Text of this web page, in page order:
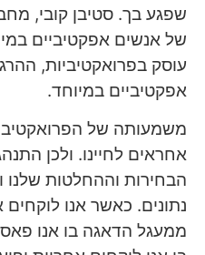
שפגע בך. סטיבן קובי,
של אנשים אפקטיביים
עוסק בפרואקטיביות,
אפקטיביים במיוחד.
משמעותה של
אחראים לחיינו. ולכן
הבחירות וההחלטות
נתונים. כאשר אנו לוקחים
ממעגל הדאגה בו אנו